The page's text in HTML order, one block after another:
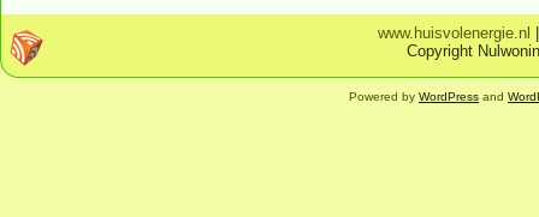
www.huisvolenergie.nl
Copyright
Powered by WordPress and